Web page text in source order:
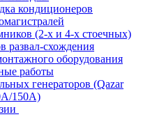
кондиционеров
(2-х и 4-х стоечных)
развал-схождения
оборудования
работы
генераторов (Qazar
150A)